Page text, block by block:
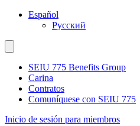
Español
Русский
SEIU 775 Benefits Group
Carina
Contratos
Comuníquese con SEIU 775
Inicio de sesión para miembros